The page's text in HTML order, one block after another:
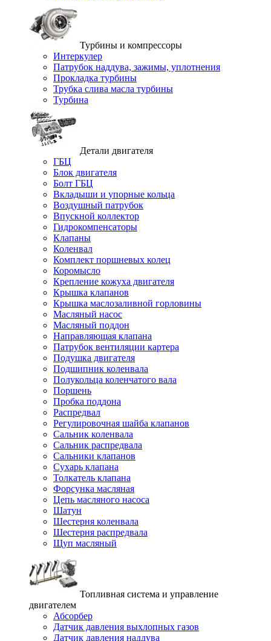
Турбины и компрессоры
Интеркулер
Патрубок наддува, зажимы, уплотнения
Прокладка турбины
Трубка слива масла турбины
Турбина
Детали двигателя
ГБЦ
Блок двигателя
Болт ГБЦ
Вкладыши и упорные кольца
Воздушный патрубок
Впускной коллектор
Гидрокомпенсаторы
Клапаны
Коленвал
Комплект поршневых колец
Коромысло
Крепление кожуха двигателя
Крышка клапанов
Крышка маслозаливной горловины
Масляный насос
Масляный поддон
Направляющая клапана
Патрубок вентиляции картера
Подушка двигателя
Подшипник коленвала
Полукольца коленчатого вала
Поршень
Пробка поддона
Распредвал
Регулировочная шайба клапанов
Сальник коленвала
Сальник распредвала
Сальники клапанов
Сухарь клапана
Толкатель клапана
Форсунка масляная
Цепь масляного насоса
Шатун
Шестерня коленвала
Шестерня распредвала
Щуп масляный
Топливная система и управление
двигателем
Абсорбер
Датчик давления выхлопных газов
Датчик давления наддува